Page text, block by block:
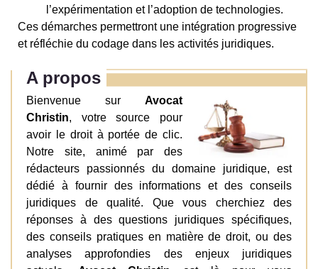
l’expérimentation et l’adoption de technologies.
Ces démarches permettront une intégration progressive
et réfléchie du codage dans les activités juridiques.
A propos
Bienvenue sur Avocat
Christin, votre source pour
avoir le droit à portée de clic.
Notre site, animé par des
rédacteurs passionnés du domaine juridique, est
dédié à fournir des informations et des conseils
juridiques de qualité. Que vous cherchiez des
réponses à des questions juridiques spécifiques,
des conseils pratiques en matière de droit, ou des
analyses approfondies des enjeux juridiques